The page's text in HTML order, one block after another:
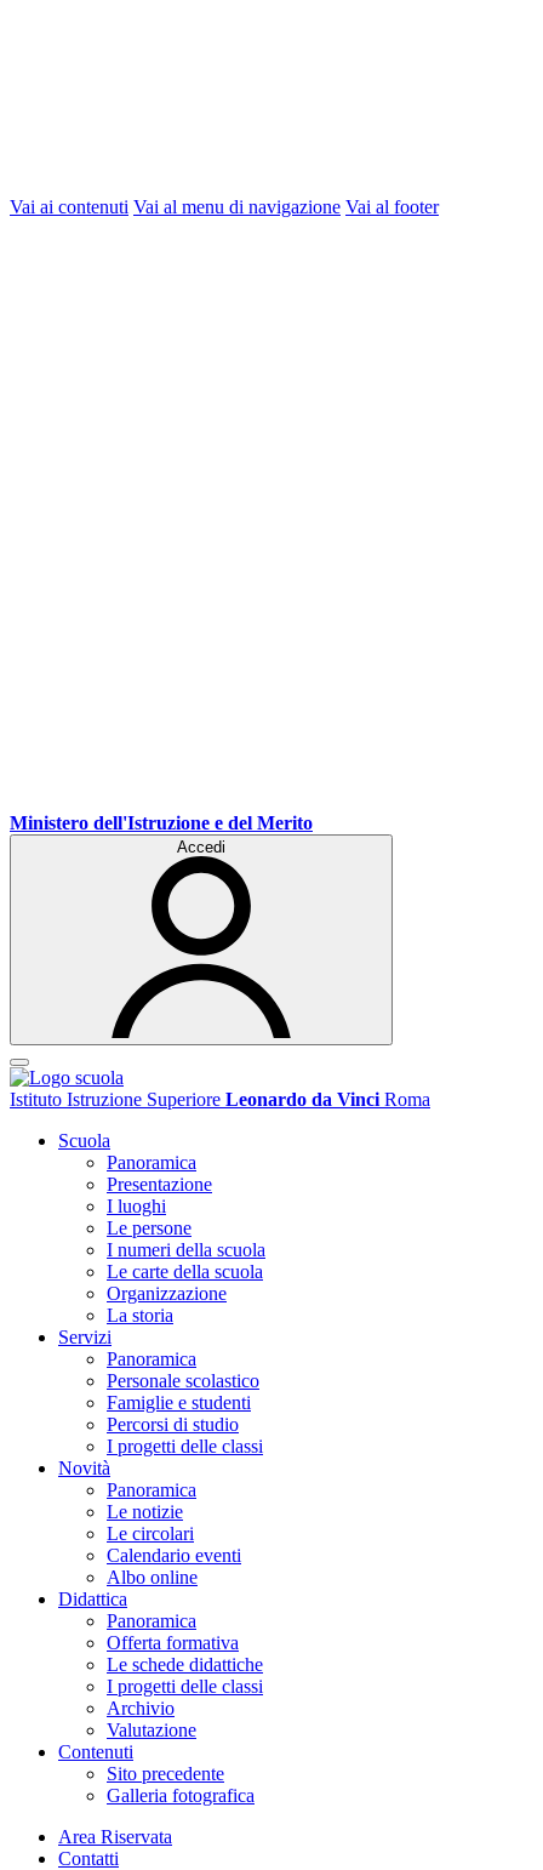
Vai ai contenuti Vai al menu di navigazione Vai al footer
Ministero dell'Istruzione e del Merito
Accedi
Istituto Istruzione Superiore Leonardo da Vinci Roma
Scuola
Panoramica
Presentazione
I luoghi
Le persone
I numeri della scuola
Le carte della scuola
Organizzazione
La storia
Servizi
Panoramica
Personale scolastico
Famiglie e studenti
Percorsi di studio
I progetti delle classi
Novità
Panoramica
Le notizie
Le circolari
Calendario eventi
Albo online
Didattica
Panoramica
Offerta formativa
Le schede didattiche
I progetti delle classi
Archivio
Valutazione
Contenuti
Sito precedente
Galleria fotografica
Area Riservata
Contatti